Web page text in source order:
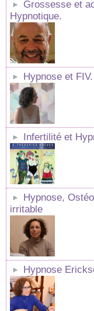
Grossesse et
Hypnotique.
Hypnose et
Infertilité et
Hypnose,
irritable
Hypnose